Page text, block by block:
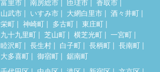
山武市
いすみ市 大網白里市
酒々井町
栄町
神崎町 多古町
東庄町
九十九里町
芝山町 横芝光町
一宮町
睦沢町
長生村 白子町 長柄町
長南町
大多喜町
御宿町
鋸南町